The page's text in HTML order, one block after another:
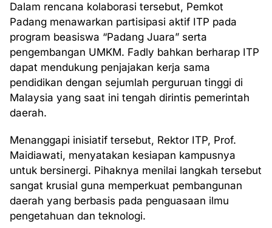
Dalam rencana kolaborasi tersebut, Pemkot
Padang menawarkan partisipasi aktif ITP pada
program beasiswa “Padang Juara” serta
pengembangan UMKM. Fadly bahkan berharap ITP
dapat mendukung penjajakan kerja sama
pendidikan dengan sejumlah perguruan tinggi di
Malaysia yang saat ini tengah dirintis pemerintah
daerah.
Menanggapi inisiatif tersebut, Rektor ITP, Prof.
Maidiawati, menyatakan kesiapan kampusnya
untuk bersinergi. Pihaknya menilai langkah tersebut
sangat krusial guna memperkuat pembangunan
daerah yang berbasis pada penguasaan ilmu
pengetahuan dan teknologi.